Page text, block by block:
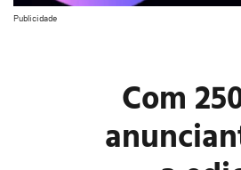
Publicidade
Com